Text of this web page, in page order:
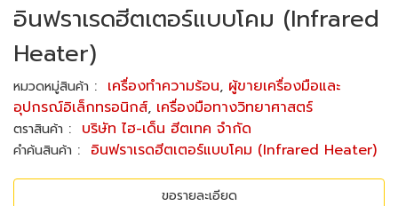
อินฟราเรดฮีตเตอร์แบบโคม (Infrared
Heater)
หมวดหมู่สินค้า : เครื่องทำความร้อน, ผู้ขายเครื่องมือและ
อุปกรณ์อิเล็กทรอนิกส์, เครื่องมือทางวิทยาศาสตร์
ตราสินค้า : บริษัท ไฮ-เด็น ฮีตเทค จำกัด
คำค้นสินค้า : อินฟราเรดฮีตเตอร์แบบโคม (Infrared Heater)
ขอรายละเอียด